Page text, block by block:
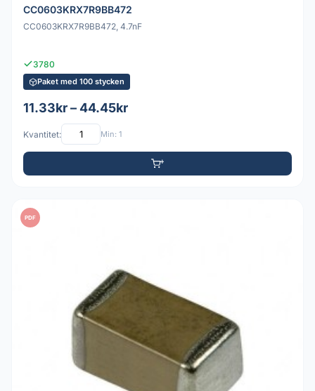
CC0603KRX7R9BB472
CC0603KRX7R9BB472, 4.7nF
3780
Paket med 100 stycken
11.33kr – 44.45kr
Kvantitet: Min: 1
PDF